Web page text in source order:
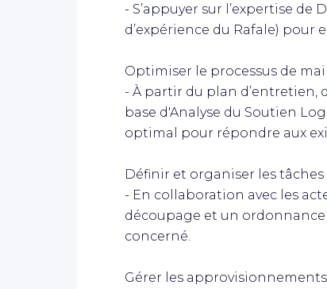
- S’appuyer sur l’expertise
d’expérience du Rafale) pour
Optimiser le processus de
- À partir du plan
base d'Analyse du Soutien
optimal pour répondre aux
Définir et organiser les
- En collaboration avec les
découpage et un
concerné.
Gérer les approvisionnements